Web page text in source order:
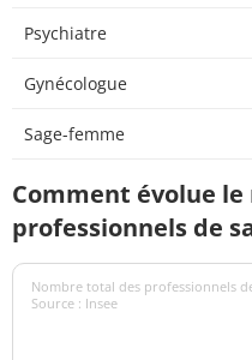
Psychiatre
Gynécologue
Sage-femme
Comment évolue
professionnels de
Nombre total des professionnels
Source : Insee